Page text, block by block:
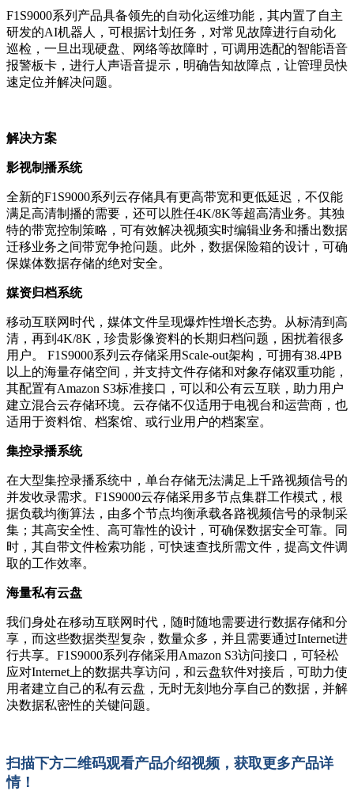
F1S9000系列产品具备领先的自动化运维功能，其内置了自主
研发的AI机器人，可根据计划任务，对常见故障进行自动化
巡检，一旦出现硬盘、网络等故障时，可调用选配的智能语音
报警板卡，进行人声语音提示，明确告知故障点，让管理员快
速定位并解决问题。
解决方案
影视制播系统
全新的F1S9000系列云存储具有更高带宽和更低延迟，不仅能
满足高清制播的需要，还可以胜任4K/8K等超高清业务。其独
特的带宽控制策略，可有效解决视频实时编辑业务和播出数据
迁移业务之间带宽争抢问题。此外，数据保险箱的设计，可确
保媒体数据存储的绝对安全。
媒资归档系统
移动互联网时代，媒体文件呈现爆炸性增长态势。从标清到高
清，再到4K/8K，珍贵影像资料的长期归档问题，困扰着很多
用户。 F1S9000系列云存储采用Scale-out架构，可拥有38.4PB
以上的海量存储空间，并支持文件存储和对象存储双重功能，
其配置有Amazon S3标准接口，可以和公有云互联，助力用户
建立混合云存储环境。云存储不仅适用于电视台和运营商，也
适用于资料馆、档案馆、或行业用户的档案室。
集控录播系统
在大型集控录播系统中，单台存储无法满足上千路视频信号的
并发收录需求。F1S9000云存储采用多节点集群工作模式，根
据负载均衡算法，由多个节点均衡承载各路视频信号的录制采
集；其高安全性、高可靠性的设计，可确保数据安全可靠。同
时，其自带文件检索功能，可快速查找所需文件，提高文件调
取的工作效率。
海量私有云盘
我们身处在移动互联网时代，随时随地需要进行数据存储和分
享，而这些数据类型复杂，数量众多，并且需要通过Internet进
行共享。F1S9000系列存储采用Amazon S3访问接口，可轻松
应对Internet上的数据共享访问，和云盘软件对接后，可助力使
用者建立自己的私有云盘，无时无刻地分享自己的数据，并解
决数据私密性的关键问题。
扫描下方二维码观看产品介绍视频，获取更多产品详
情！